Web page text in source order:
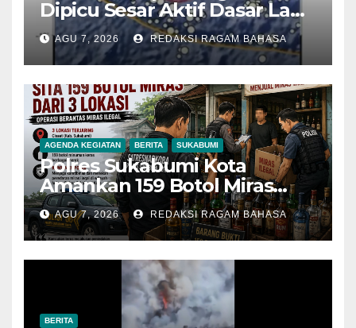
Dipicu Sesar Aktif Dasar Laut,
Getarannya Terasa hingga
Sukabumi
AGU 7, 2026 REDAKSI RAGAM BAHASA
AGENDA KEGIATAN BERITA SUKABUMI
Polres Sukabumi Kota
Amankan 159 Botol Miras
Ilegal dari Tiga Lokasi dalam
Operasi Penyakit Masyarakat
AGU 7, 2026 REDAKSI RAGAM BAHASA
BERITA